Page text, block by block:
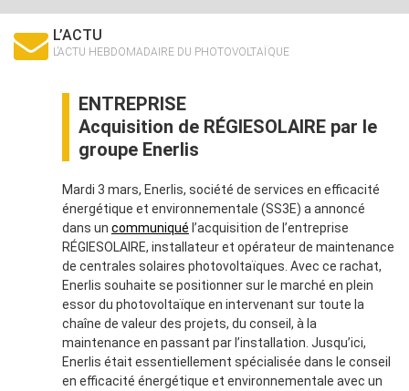
L’ACTU
L’ACTU HEBDOMADAIRE DU PHOTOVOLTAÏQUE
ENTREPRISE
Acquisition de RÉGIESOLAIRE par le
groupe Enerlis
Mardi 3 mars, Enerlis, société de services en efficacité
énergétique et environnementale (SS3E) a annoncé
dans un communiqué l’acquisition de l’entreprise
RÉGIESOLAIRE, installateur et opérateur de maintenance
de centrales solaires photovoltaïques. Avec ce rachat,
Enerlis souhaite se positionner sur le marché en plein
essor du photovoltaïque en intervenant sur toute la
chaîne de valeur des projets, du conseil, à la
maintenance en passant par l’installation. Jusqu’ici,
Enerlis était essentiellement spécialisée dans le conseil
en efficacité énergétique et environnementale avec un